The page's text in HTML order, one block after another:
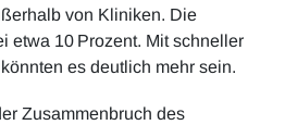
von Kliniken. Die
etwa 10 Prozent. Mit schneller
es deutlich mehr sein.
Zusammenbruch des